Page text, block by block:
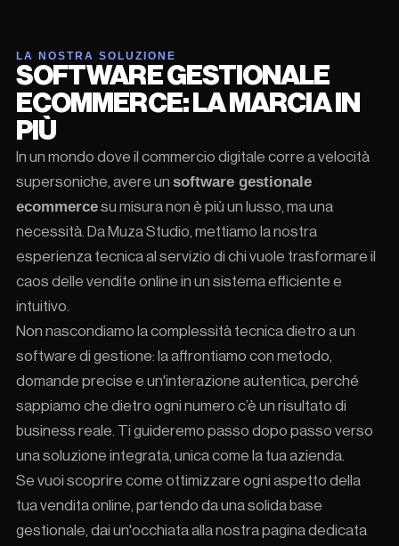
LA NOSTRA SOLUZIONE
SOFTWARE GESTIONALE
ECOMMERCE: LA MARCIA IN
PIÙ
In un mondo dove il commercio digitale corre a velocità
supersoniche, avere un software gestionale
ecommercesu misura non è più un lusso, ma una
necessità. Da Muza Studio, mettiamo la nostra
esperienza tecnica al servizio di chi vuole trasformare il
caos delle vendite online in un sistema efficiente e
intuitivo.
Non nascondiamo la complessità tecnica dietro a un
software di gestione: la affrontiamo con metodo,
domande precise e un'interazione autentica, perché
sappiamo che dietro ogni numero c’è un risultato di
business reale. Ti guideremo passo dopo passo verso
una soluzione integrata, unica come la tua azienda.
Se vuoi scoprire come ottimizzare ogni aspetto della
tua vendita online, partendo da una solida base
gestionale, dai un'occhiata alla nostra pagina dedicata